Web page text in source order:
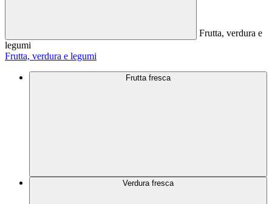
Frutta, verdura e
legumi
Frutta, verdura e legumi
Frutta fresca
Verdura fresca